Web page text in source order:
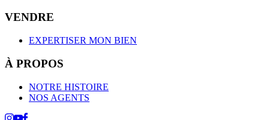
VENDRE
EXPERTISER MON BIEN
À PROPOS
NOTRE HISTOIRE
NOS AGENTS